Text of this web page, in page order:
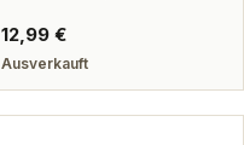
Regulärer
Preis
12,99 €
Ausverkauft